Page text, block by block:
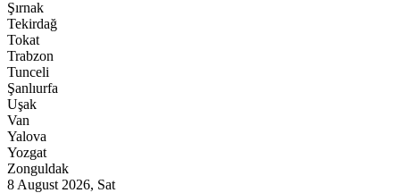
Şırnak
Tekirdağ
Tokat
Trabzon
Tunceli
Şanlıurfa
Uşak
Van
Yalova
Yozgat
Zonguldak
8 August 2026, Sat